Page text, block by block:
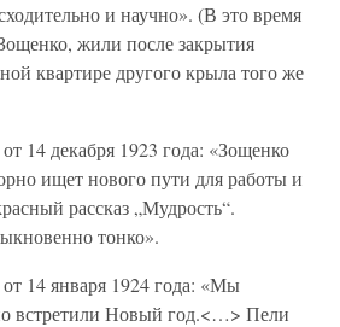
и научно». (В это время
жили после закрытия
квартире другого крыла того же
14 декабря 1923 года: «Зощенко
ищет нового пути для работы и
рассказ „Мудрость“.
тонко».
14 января 1924 года: «Мы
встретили Новый год.<…> Пели